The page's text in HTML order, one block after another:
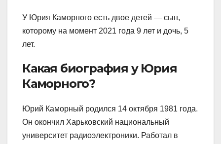
У Юрия Каморного есть двое детей — сын,
которому на момент 2021 года 9 лет и дочь, 5
лет.
Какая биография у Юрия
Каморного?
Юрий Каморный родился 14 октября 1981 года.
Он окончил Харьковский национальный
университет радиоэлектроники. Работал в